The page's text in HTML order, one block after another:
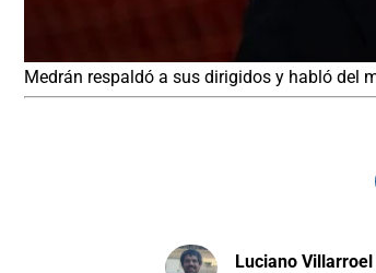
Medrán respaldó a sus dirigidos y habló del
Luciano Villarroel